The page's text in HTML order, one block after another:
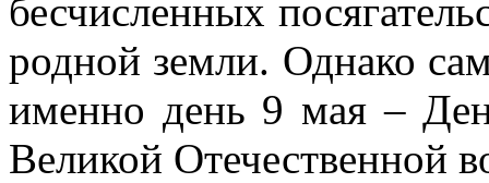
бесчисленных
родной земли. Однако
именно день 9 мая –
Великой Отечественной